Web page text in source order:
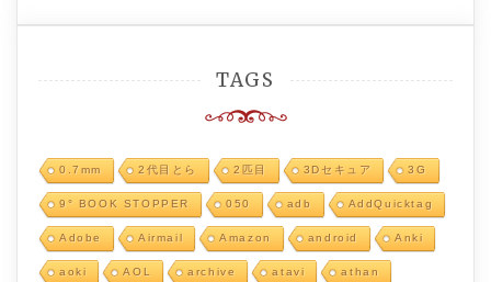
TAGS
0.7mm 2代目とら 2匹目 3Dセキュア 3G
9° BOOK STOPPER 050 adb AddQuicktag
Adobe Airmail Amazon android Anki
aoki AOL archive atavi athan